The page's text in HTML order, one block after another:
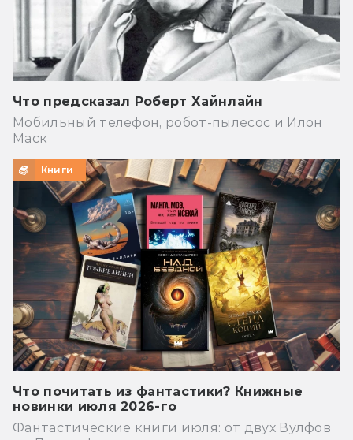
Что предсказал Роберт Хайнлайн
Мобильный телефон, робот-пылесос и Илон
Маск
Книги
Что почитать из фантастики? Книжные
новинки июля 2026-го
Фантастические книги июля: от двух Вулфов